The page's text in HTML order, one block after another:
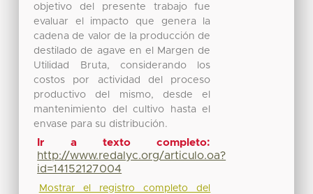
objetivo del presente trabajo fue
evaluar el impacto que genera la
cadena de valor de la producción de
destilado de agave en el Margen de
Utilidad Bruta, considerando los
costos por actividad del proceso
productivo del mismo, desde el
mantenimiento del cultivo hasta el
envase para su distribución.
Ir a texto completo:
http://www.redalyc.org/articulo.oa?
id=14152127004
Mostrar el registro completo del